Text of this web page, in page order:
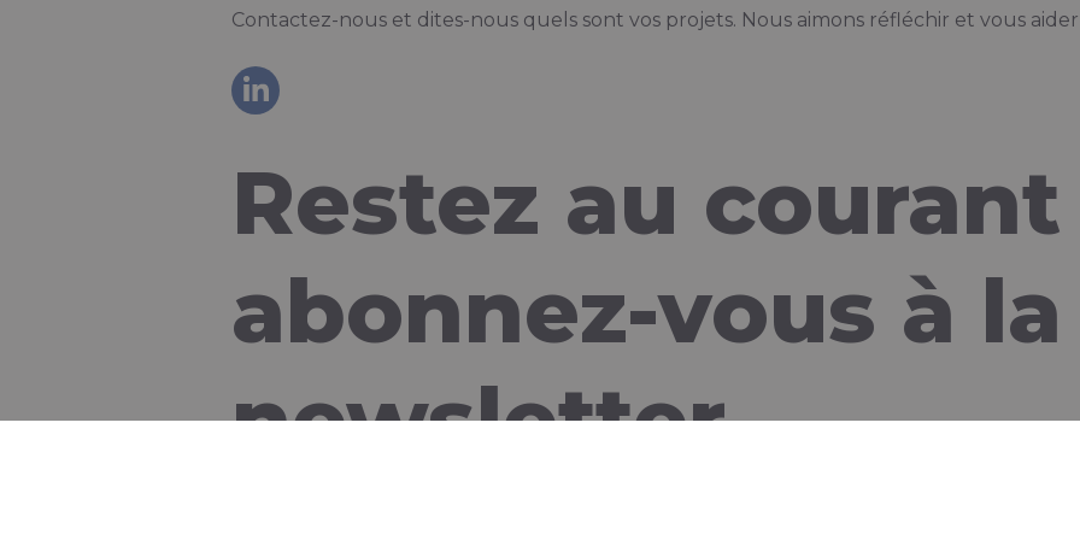
Contactez-nous et dites-nous quels sont vos projets. Nous aimons réfléchir et vous
Restez au
abonnez-vous à la
newsletter